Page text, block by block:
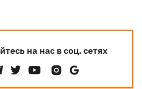
на нас в соц. сетях